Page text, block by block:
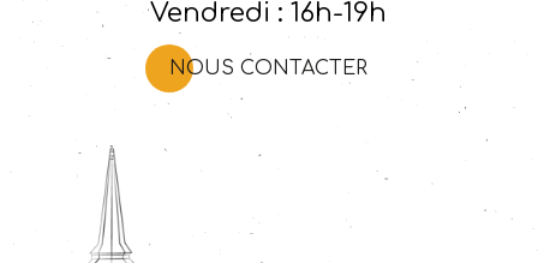
Vendredi : 16h-19h
NOUS CONTACTER